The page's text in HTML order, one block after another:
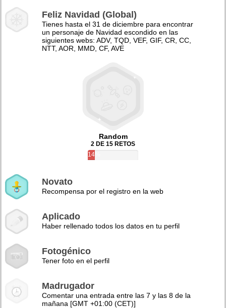
Feliz Navidad (Global)
Tienes hasta el 31 de diciembre para encontrar
un personaje de Navidad escondido en las
siguientes webs: ADV, TQD, VEF, GIF, CR, CC,
NTT, AOR, MMD, CF, AVE
Random
2 DE 15 RETOS
14%
Novato
Recompensa por el registro en la web
Aplicado
Haber rellenado todos los datos en tu perfil
Fotogénico
Tener foto en el perfil
Madrugador
Comentar una entrada entre las 7 y las 8 de la
mañana [GMT +01:00 (CET)]